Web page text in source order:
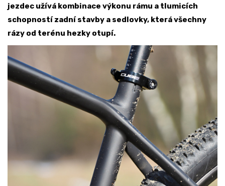
jezdec užívá kombinace výkonu rámu a tlumicích
schopností zadní stavby a sedlovky, která všechny
rázy od terénu hezky otupí.